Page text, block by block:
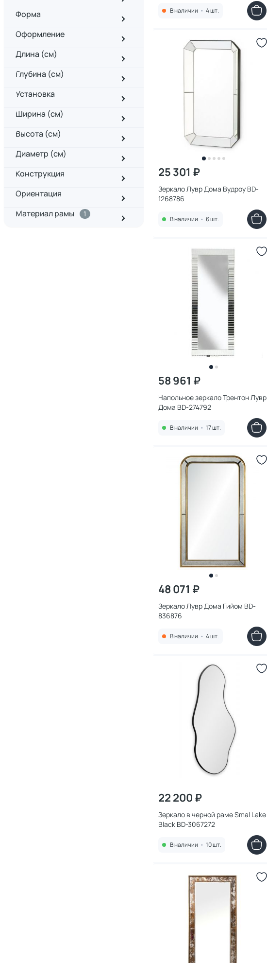
Форма
Оформление
Длина (см)
Глубина (см)
Установка
Ширина (см)
Высота (см)
Диаметр (см)
Конструкция
Ориентация
Материал рамы
1
В наличии • 4 шт.
25 301 ₽
Зеркало Лувр Дома Вудроу BD-
1268786
В наличии • 6 шт.
58 961 ₽
Напольное зеркало Трентон Лувр
Дома BD-274792
В наличии • 17 шт.
48 071 ₽
Зеркало Лувр Дома Гийом BD-
836876
В наличии • 4 шт.
22 200 ₽
Зеркало в черной раме Smal Lake
Black BD-3067272
В наличии • 10 шт.